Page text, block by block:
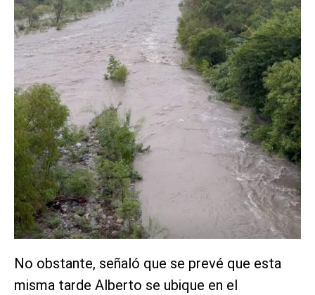
No obstante, señaló que se prevé que esta
misma tarde Alberto se ubique en el